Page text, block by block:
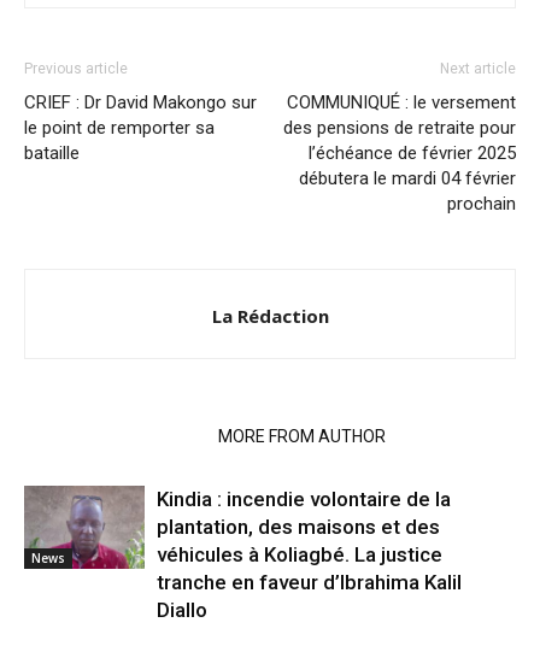
Previous article
CRIEF : Dr David Makongo sur
le point de remporter sa
bataille
Next article
COMMUNIQUÉ : le versement
des pensions de retraite pour
l’échéance de février 2025
débutera le mardi 04 février
prochain
La Rédaction
MORE FROM AUTHOR
News
Kindia : incendie volontaire de la
plantation, des maisons et des
véhicules à Koliagbé. La justice
tranche en faveur d’Ibrahima Kalil
Diallo